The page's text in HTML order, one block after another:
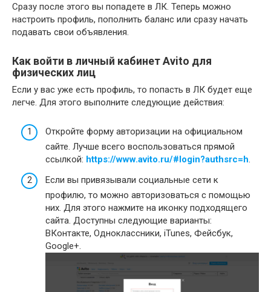
Сразу после этого вы попадете в ЛК. Теперь можно
настроить профиль, пополнить баланс или сразу начать
подавать свои объявления.
Как войти в личный кабинет Avito для
физических лиц
Если у вас уже есть профиль, то попасть в ЛК будет еще
легче. Для этого выполните следующие действия:
Откройте форму авторизации на официальном
сайте. Лучше всего воспользоваться прямой
ссылкой: https://www.avito.ru/#login?authsrc=h.
Если вы привязывали социальные сети к
профилю, то можно авторизоваться с помощью
них. Для этого нажмите на иконку подходящего
сайта. Доступны следующие варианты:
ВКонтакте, Одноклассники, iTunes, Фейсбук,
Google+.